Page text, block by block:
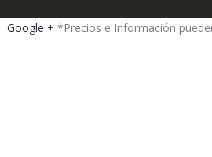
Google + *Precios e Información